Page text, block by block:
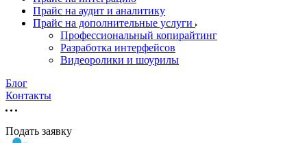
Прайс на аудит и аналитику
Прайс на дополнительные услуги
Профессиональный копирайтинг
Разработка интерфейсов
Видеоролики и шоурилы
Блог
Контакты
Подать заявку